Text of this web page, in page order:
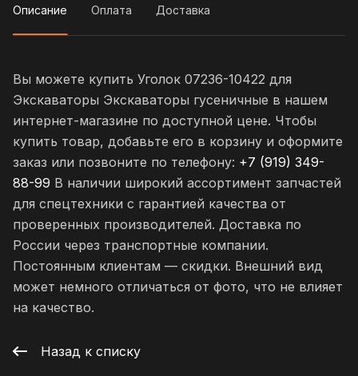
Описание Оплата Доставка
Вы можете купить Уголок 07236-10422 для
Экскаваторы Экскаваторы гусеничные в нашем
интернет-магазине по доступной цене. Чтобы
купить товар, добавьте его в корзину и оформите
заказ или позвоните по телефону: +7 (919) 349-
88-99 В наличии широкий ассортимент запчастей
для спецтехники с гарантией качества от
проверенных производителей. Доставка по
России через транспортные компании.
Постоянным клиентам — скидки. Внешний вид
может немного отличаться от фото, что не влияет
на качество.
Назад к списку